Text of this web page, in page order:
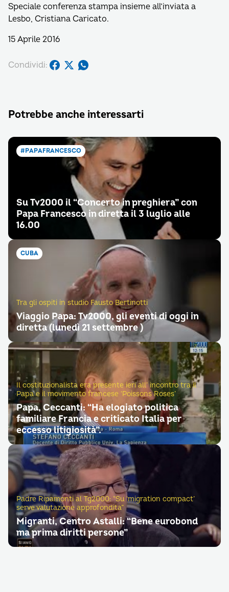
Speciale conferenza stampa insieme all’inviata a
Lesbo, Cristiana Caricato.
15 Aprile 2016
Condividi:
Potrebbe anche interessarti
#PAPAFRANCESCO
Su Tv2000 il “Concerto in preghiera” con
Papa Francesco in diretta il 3 luglio alle
16.00
CUBA
Tra gli ospiti in studio Fausto Bertinotti
Viaggio Papa: Tv2000, gli eventi di oggi in
diretta (lunedì 21 settembre )
Il costituzionalista era presente ieri all’ incontro tra il
Papa e il movimento francese ‘Poissons Roses’
Papa, Ceccanti: “Ha elogiato politica
familiare Francia e criticato Italia per
eccesso litigiosità”.
Padre Ripamonti al Tg2000: “Su ‘migration compact’
serve valutazione approfondita”
Migranti, Centro Astalli: “Bene eurobond
ma prima diritti persone”